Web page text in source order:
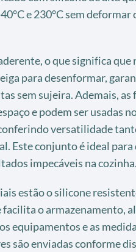
e 230°C sem deformar
o que significa que
para desenformar,
sem sujeira. Ademais, as
e podem ser usadas
versatilidade
Este conjunto é ideal para
impecáveis na cozinha.
estão o silicone
o armazenamento,
equipamentos e as
são enviadas conforme